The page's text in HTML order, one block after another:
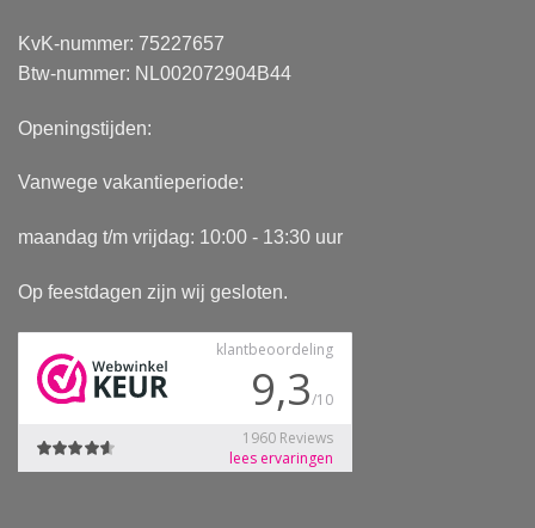
KvK-nummer: 75227657
Btw-nummer: NL002072904B44
Openingstijden:
Vanwege vakantieperiode:
maandag t/m vrijdag: 10:00 - 13:30 uur
Op feestdagen zijn wij gesloten.